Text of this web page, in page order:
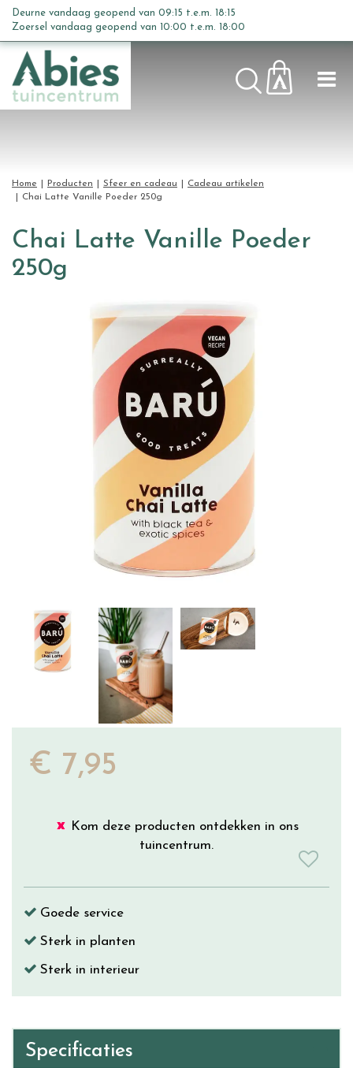
n
Home Producten Sfeer en cadeau
Cadeau artikelen
Chai Latte Vanille Poeder 250g
Deurne vandaag geopend van 09:15 t.e.m. 18:15
Zoersel vandaag geopend van 10:00 t.e.m. 18:00
Chai Latte Vanille Poeder
250g
€ 7,95
Kom deze producten ontdekken in ons
tuincentrum.
Goede service
Sterk in planten
Sterk in interieur
Specificaties